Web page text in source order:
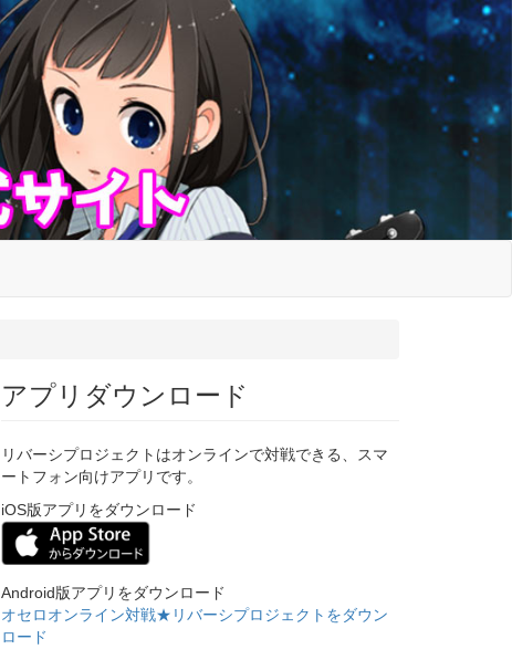
アプリダウンロード
リバーシプロジェクトはオンラインで対戦できる、スマ
ートフォン向けアプリです。
iOS版アプリをダウンロード
Android版アプリをダウンロード
オセロオンライン対戦★リバーシプロジェクトをダウン
ロード